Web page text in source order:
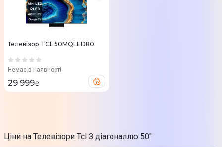
Телевізор TCL 50MQLED80
Немає в наявності
29 999₴
Ціни на Телевізори Tcl З діагоналлю 50"